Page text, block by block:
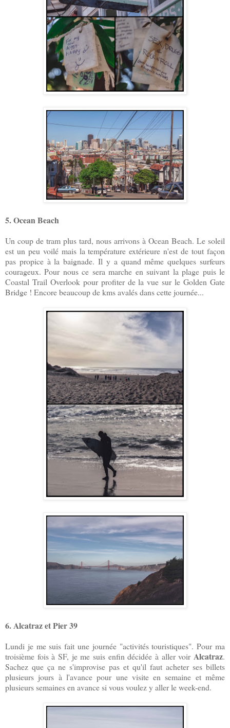
5. Ocean Beach
Un coup de tram plus tard, nous arrivons à Ocean Beach. Le soleil
est un peu voilé mais la température extérieure n'est de tout façon
pas propice à la baignade. Il y a quand même quelques surfeurs
courageux. Pour nous ce sera marche en suivant la plage puis le
Coastal Trail Overlook pour profiter de la vue sur le Golden Gate
Bridge ! Encore beaucoup de kms avalés dans cette journée...
6. Alcatraz et Pier 39
Lundi je me suis fait une journée "activités touristiques". Pour ma
troisième fois à SF, je me suis enfin décidée à aller voir Alcatraz.
Sachez que ça ne s'improvise pas et qu'il faut acheter ses billets
plusieurs jours à l'avance pour une visite en semaine et même
plusieurs semaines en avance si vous voulez y aller le week-end.